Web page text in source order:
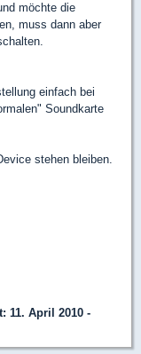
möchte die
muss dann aber
einfach bei
Soundkarte
stehen bleiben.
11. April 2010 -